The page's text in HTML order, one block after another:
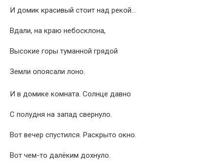
И домик красивый стоит над рекой…
Вдали, на краю небосклона,
Высокие горы туманной грядой
Земли опоясали лоно.
И в домике комната. Солнце давно
С полудня на запад свернуло.
Вот вечер спустился. Раскрыто окно.
Вот чем-то далёким дохнуло.